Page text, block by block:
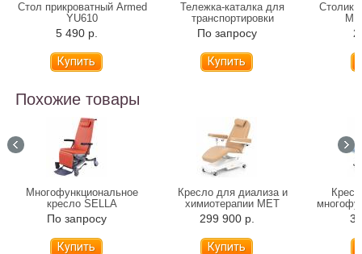
Стол прикроватный Armed
YU610
5 490 р.
Тележка-каталка для
транспортировки
пациентов Медицинофф E-
2 05998
По запросу
Столик
Похожие товары
Многофункциональное
кресло SELLA
По запросу
Купить
Кресло для диализа и
химиотерапии МЕТ
МРК-120
299 900 р.